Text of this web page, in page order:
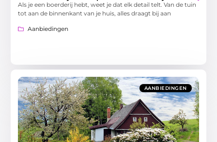
Als je een boerderij hebt, weet je dat elk detail telt. Van de tuin
tot aan de binnenkant van je huis, alles draagt bij aan
Aanbiedingen
AANBIEDINGEN